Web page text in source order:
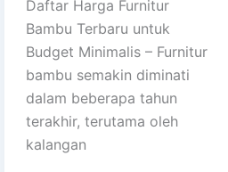
Daftar Harga Furnitur
Bambu Terbaru untuk
Budget Minimalis – Furnitur
bambu semakin diminati
dalam beberapa tahun
terakhir, terutama oleh
kalangan